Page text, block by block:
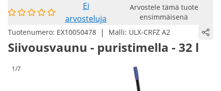
Ei
arvosteluja
Arvostele tämä tuote
ensimmäisenä
Tuotenumero: EX10050478 | Malli: ULX-CRFZ A2
Siivousvaunu - puristimella - 32 l
1/7